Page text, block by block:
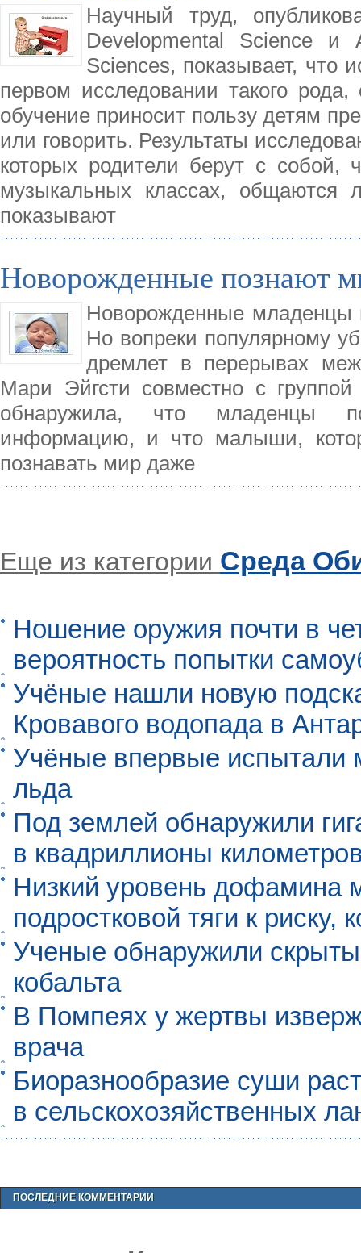
Научный труд,
Developmental Science
Sciences, показывает, что
первом исследовании такого
обучение приносит пользу детям
или говорить. Результаты
которых родители берут с собой,
музыкальных классах,
показывают
Новорожденные познают
Новорожденные младенцы
Но вопреки популярному
дремлет в перерывах
Мари Эйгсти совместно с группой
обнаружила, что младенцы
информацию, и что малыши,
познавать мир даже
Еще из категории Среда
Ношение оружия почти в
вероятность попытки
Учёные нашли новую
Кровавого водопада в
Учёные впервые испытали
льда
Под землей обнаружили
в квадриллионы
Низкий уровень дофамина
подростковой тяги к риску,
Ученые обнаружили
кобальта
В Помпеях у жертвы
врача
Биоразнообразие суши
в сельскохозяйственных
ПОСЛЕДНИЕ КОММЕНТАРИИ